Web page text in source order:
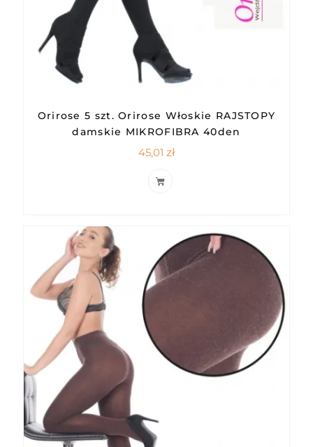
Orirose 5 szt. Orirose Włoskie RAJSTOPY
damskie MIKROFIBRA 40den
45,01 zł